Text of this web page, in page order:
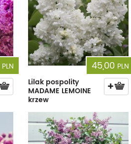
PLN
45,00 PLN
Lilak pospolity
MADAME LEMOINE
krzew